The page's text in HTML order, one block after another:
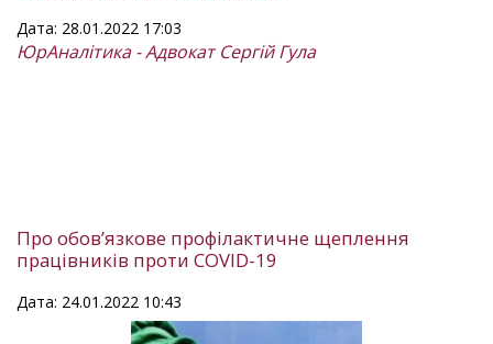
Дата: 28.01.2022 17:03
ЮрАналітика - Адвокат Сергій Гула
Про обов’язкове профілактичне щеплення
працівників проти COVID-19
Дата: 24.01.2022 10:43